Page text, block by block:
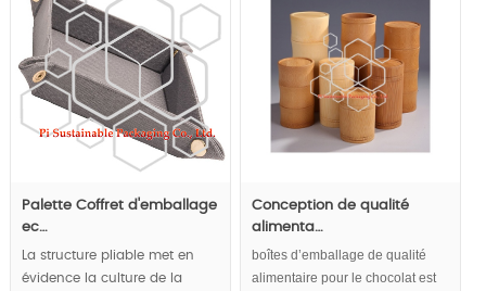
Palette Coffret d'emballage
ec…
La structure pliable met en
évidence la culture de la
Conception de qualité
alimenta…
boîtes d’emballage de qualité
alimentaire pour le chocolat est